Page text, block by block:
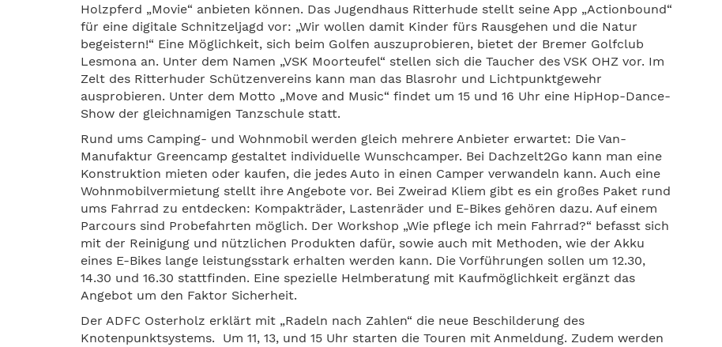
Holzpferd „Movie“ anbieten können. Das Jugendhaus Ritterhude stellt seine App „Actionbound“
für eine digitale Schnitzeljagd vor: „Wir wollen damit Kinder fürs Rausgehen und die Natur
begeistern!“ Eine Möglichkeit, sich beim Golfen auszuprobieren, bietet der Bremer Golfclub
Lesmona an. Unter dem Namen „VSK Moorteufel“ stellen sich die Taucher des VSK OHZ vor. Im
Zelt des Ritterhuder Schützenvereins kann man das Blasrohr und Lichtpunktgewehr
ausprobieren. Unter dem Motto „Move and Music“ findet um 15 und 16 Uhr eine HipHop-Dance-
Show der gleichnamigen Tanzschule statt.
Rund ums Camping- und Wohnmobil werden gleich mehrere Anbieter erwartet: Die Van-
Manufaktur Greencamp gestaltet individuelle Wunschcamper. Bei Dachzelt2Go kann man eine
Konstruktion mieten oder kaufen, die jedes Auto in einen Camper verwandeln kann. Auch eine
Wohnmobilvermietung stellt ihre Angebote vor. Bei Zweirad Kliem gibt es ein großes Paket rund
ums Fahrrad zu entdecken: Kompakträder, Lastenräder und E-Bikes gehören dazu. Auf einem
Parcours sind Probefahrten möglich. Der Workshop „Wie pflege ich mein Fahrrad?“ befasst sich
mit der Reinigung und nützlichen Produkten dafür, sowie auch mit Methoden, wie der Akku
eines E-Bikes lange leistungsstark erhalten werden kann. Die Vorführungen sollen um 12.30,
14.30 und 16.30 stattfinden. Eine spezielle Helmberatung mit Kaufmöglichkeit ergänzt das
Angebot um den Faktor Sicherheit.
Der ADFC Osterholz erklärt mit „Radeln nach Zahlen“ die neue Beschilderung des
Knotenpunktsystems. Um 11, 13, und 15 Uhr starten die Touren mit Anmeldung. Zudem werden